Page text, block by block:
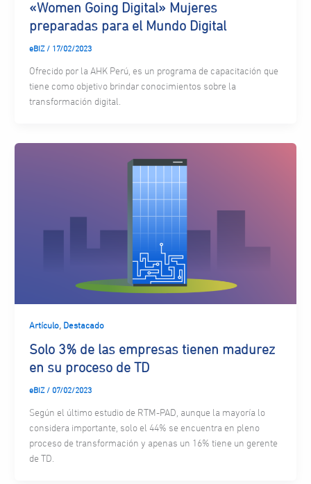
«Women Going Digital» Mujeres
preparadas para el Mundo Digital
eBIZ / 17/02/2023
Ofrecido por la AHK Perú, es un programa de capacitación que
tiene como objetivo brindar conocimientos sobre la
transformación digital.
Artículo, Destacado
Solo 3% de las empresas tienen madurez
en su proceso de TD
eBIZ / 07/02/2023
Según el último estudio de RTM-PAD, aunque la mayoría lo
considera importante, solo el 44% se encuentra en pleno
proceso de transformación y apenas un 16% tiene un gerente
de TD.